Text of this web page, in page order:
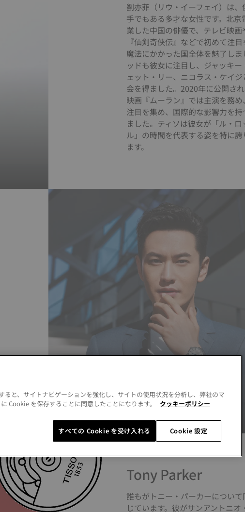
劉亦菲（リウ・イーフェイ）は
手でもある多才な女性です。北京
業した中国の俳優で、テレビ映画
『仙剣奇侠伝』などで初めて注
魔法にかかった国全体を魅了し
ッドも彼女に注目し、ジャッキー
ェット・リー、ニコラス・ケイ
会を得ました。2020年に公開さ
映画『ムーラン』では主演を務
注目を集め、国際的な影響力を持
ました。ティソは彼女が「ル・ロ
ル」の時間を代表する姿を特に
ます。
Tony Parker
誰もがトニー・パーカーについ
じています。彼がサンアントニオ
ると、サイトナビゲーションを強化し、サイトの使用状況を分析し、弊社のマ
Cookie を保存することに同意したことになります。
クッキーポリシー
Cookie 設定
すべての Cookie を受け入れる